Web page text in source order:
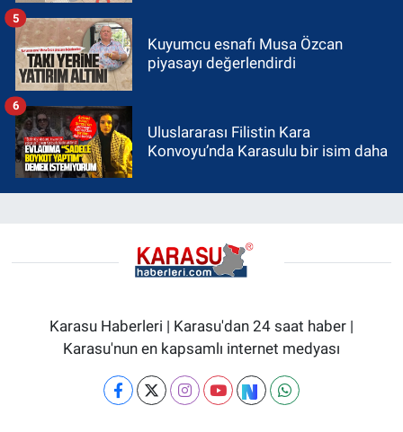
Kuyumcu esnafı Musa Özcan
piyasayı değerlendirdi
5
Uluslararası Filistin Kara
Konvoyu’nda Karasulu bir isim daha
6
Karasu Haberleri | Karasu'dan 24 saat haber |
Karasu'nun en kapsamlı internet medyası